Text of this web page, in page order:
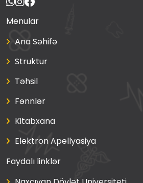
Menular
Ana Səhifə
Struktur
Təhsil
Fənnlər
Kitabxana
Elektron Apellyasiya
Faydalı linklər